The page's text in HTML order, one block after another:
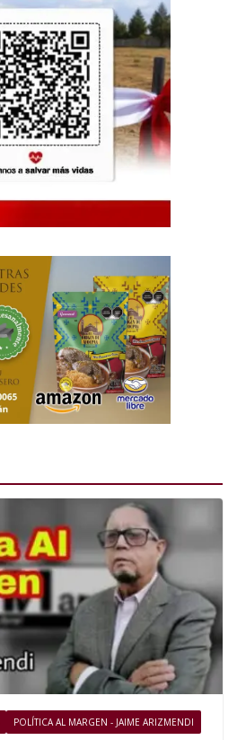
POLÍTICA AL MARGEN - JAIME ARIZMENDI